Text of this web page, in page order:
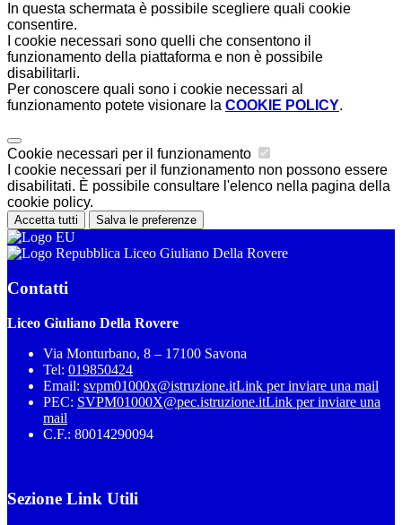
In questa schermata è possibile scegliere quali cookie
consentire.
I cookie necessari sono quelli che consentono il
funzionamento della piattaforma e non è possibile
disabilitarli.
Per conoscere quali sono i cookie necessari al
funzionamento potete visionare la COOKIE POLICY.
Cookie necessari per il funzionamento
I cookie necessari per il funzionamento non possono essere
disabilitati. È possibile consultare l'elenco nella pagina della
cookie policy.
Accetta tutti Salva le preferenze
Liceo Giuliano Della Rovere
Contatti
Liceo Giuliano Della Rovere
Via Monturbano, 8 – 17100 Savona
Tel: 019850424
Email: svpm01000x@istruzione.itLink per inviare una mail
PEC: SVPM01000X@pec.istruzione.itLink per inviare una
mail
C.F.: 80014290094
Sezione Link Utili